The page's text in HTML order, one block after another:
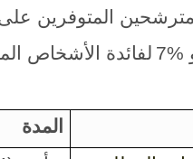
للمترشحين
لفائدة الأشخاص
المدة